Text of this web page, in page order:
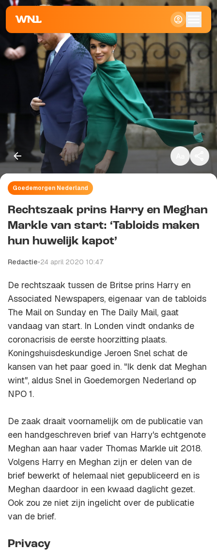
Klein
Standaard
Groot
Goedemorgen Nederland
Rechtszaak prins Harry en Meghan
Markle van start: ‘Tabloids maken
hun huwelijk kapot’
Redactie•24 april 2020 10:47
De rechtszaak tussen de Britse prins Harry en
Associated Newspapers, eigenaar van de tabloids
The Mail on Sunday en The Daily Mail, gaat
vandaag van start. In Londen vindt ondanks de
coronacrisis de eerste hoorzitting plaats.
Koningshuisdeskundige Jeroen Snel schat de
kansen van het paar goed in. "Ik denk dat Meghan
wint", aldus Snel in Goedemorgen Nederland op
NPO 1.
De zaak draait voornamelijk om de publicatie van
een handgeschreven brief van Harry's echtgenote
Meghan aan haar vader Thomas Markle uit 2018.
Volgens Harry en Meghan zijn er delen van de
brief bewerkt of helemaal niet gepubliceerd en is
Meghan daardoor in een kwaad daglicht gezet.
Ook zou ze niet zijn ingelicht over de publicatie
van de brief.
Privacy